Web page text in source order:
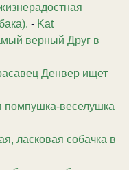
- Kat
верный Друг в
Денвер ищет
помпушка-веселушка
ласковая собачка в